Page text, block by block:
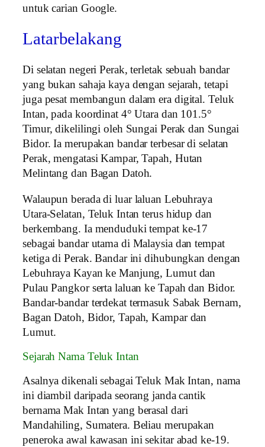
untuk carian Google.
Latarbelakang
Di selatan negeri Perak, terletak sebuah bandar
yang bukan sahaja kaya dengan sejarah, tetapi
juga pesat membangun dalam era digital. Teluk
Intan, pada koordinat 4° Utara dan 101.5°
Timur, dikelilingi oleh Sungai Perak dan Sungai
Bidor. Ia merupakan bandar terbesar di selatan
Perak, mengatasi Kampar, Tapah, Hutan
Melintang dan Bagan Datoh.
Walaupun berada di luar laluan Lebuhraya
Utara-Selatan, Teluk Intan terus hidup dan
berkembang. Ia menduduki tempat ke-17
sebagai bandar utama di Malaysia dan tempat
ketiga di Perak. Bandar ini dihubungkan dengan
Lebuhraya Kayan ke Manjung, Lumut dan
Pulau Pangkor serta laluan ke Tapah dan Bidor.
Bandar-bandar terdekat termasuk Sabak Bernam,
Bagan Datoh, Bidor, Tapah, Kampar dan
Lumut.
Sejarah Nama Teluk Intan
Asalnya dikenali sebagai Teluk Mak Intan, nama
ini diambil daripada seorang janda cantik
bernama Mak Intan yang berasal dari
Mandahiling, Sumatera. Beliau merupakan
peneroka awal kawasan ini sekitar abad ke-19.